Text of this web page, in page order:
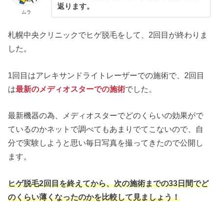
ムラ
返ります。
札幌中央クリニックでヒゲ脱毛をして、2回目が終わりま
した。
1回目はアレキサンドライトレーザーでの施術で、2回目
は最新のメディオスターでの施術でした。
最新機器の為、メディオスターでどのくらいの効果がで
ているのかネットで調べてもあまりでてこないので、自
分で実験しようと思い毎日写真を撮ってきたので公開し
ます。
ヒゲ脱毛2回目を終えてから、次の施術までの33日間でど
のくらい薄くなったのかを比較して見ましょう！